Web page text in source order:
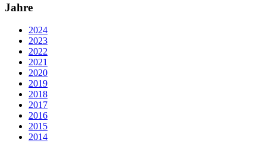
Jahre
2024
2023
2022
2021
2020
2019
2018
2017
2016
2015
2014